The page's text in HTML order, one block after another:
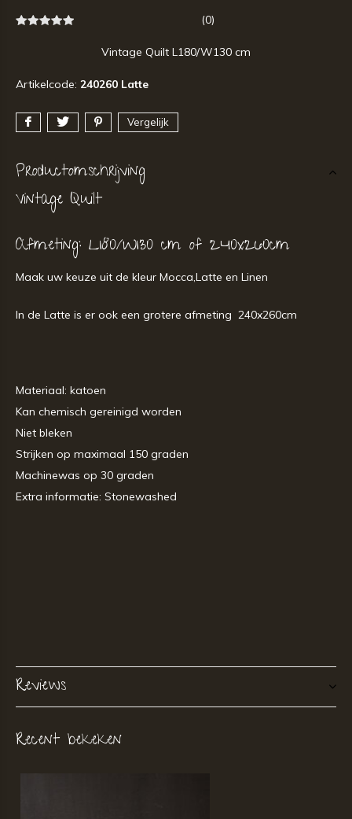
(0)
Vintage Quilt L180/W130 cm
Artikelcode: 240260 Latte
Vergelijk
Productomschrijving
Vintage Quilt
Afmeting: L180/W130 cm of 240x260cm
Maak uw keuze uit de kleur Mocca,Latte en Linen
In de Latte is er ook een grotere afmeting 240x260cm
Materiaal: katoen
Kan chemisch gereinigd worden
Niet bleken
Strijken op maximaal 150 graden
Machinewas op 30 graden
Extra informatie: Stonewashed
Reviews
Recent bekeken